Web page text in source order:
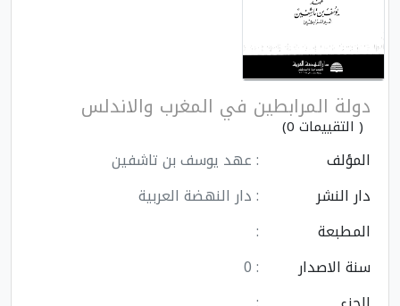
دولة المرابطين في المغرب والاندلس
( التقييمات 0)
المؤلف
: عهد يوسف بن تاشفين
دار النشر
: دار النهضة العربية
المطبعة
:
سنة الاصدار
: 0